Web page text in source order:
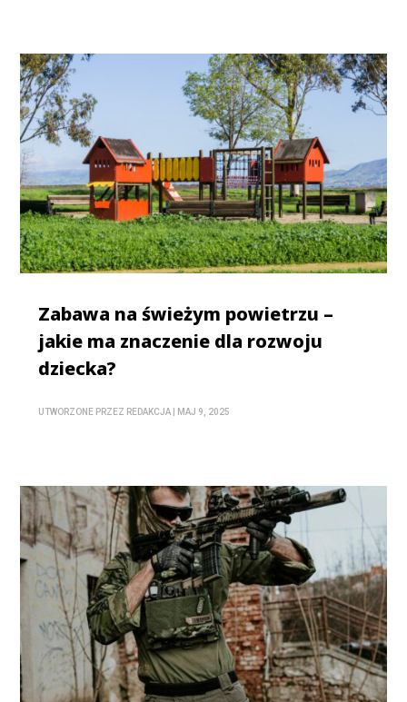
Zabawa na świeżym powietrzu –
jakie ma znaczenie dla rozwoju
dziecka?
UTWORZONE PRZEZ REDAKCJA MAJ 9, 2025